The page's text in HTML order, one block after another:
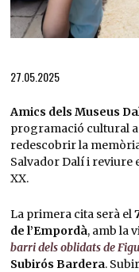
27.05.2025
Amics dels Museus
programació cultural
redescobrir la
Salvador Dalí i reviure
XX.
La primera cita serà el
de l’Empordà, amb la
barri dels oblidats de
Subirós Bardera.